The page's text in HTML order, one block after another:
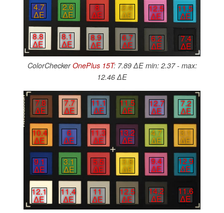
4.7
∆E
2.6
∆E
8
∆E
2.4
∆E
12.5
∆E
11.5
∆E
8.8
∆E
8.1
∆E
8.9
∆E
6.7
∆E
6.2
∆E
7.4
∆E
ColorCheckerOnePlus 15T: 7.89 ∆E min: 2.37 - max:
12.46 ∆E
7.8
∆E
7.7
∆E
11.1
∆E
11.5
∆E
12.7
∆E
7.2
∆E
10.4
∆E
6
∆E
11.3
∆E
13.2
∆E
4.7
∆E
3.1
∆E
9.1
∆E
3.1
∆E
5.5
∆E
3.8
∆E
9.4
∆E
12.9
∆E
12.1
∆E
11.4
∆E
11
∆E
12.5
∆E
14.2
∆E
11.6
∆E